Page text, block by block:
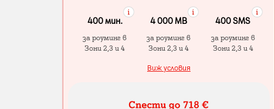
400 мин.
за роуминг в
Зони 2,3 и 4
4 000 МB
за роуминг в
Зони 2,3 и 4
400 SMS
за роуминг в
Зони 2,3 и 4
Виж условия